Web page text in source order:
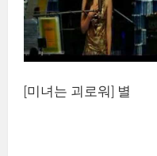
[미녀는 괴로워] 별